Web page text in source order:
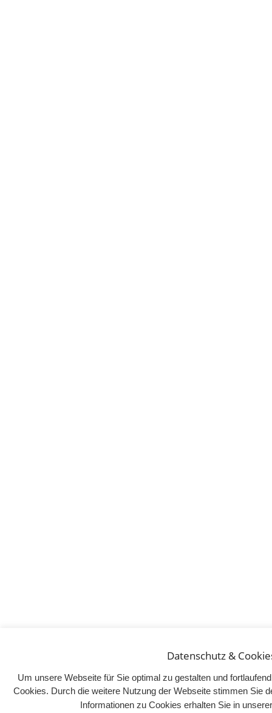
Datenschutz &
Um unsere Webseite für Sie optimal zu gestalten und
Cookies. Durch die weitere Nutzung der Webseite stimmen Sie
Informationen zu Cookies erhalten Sie in